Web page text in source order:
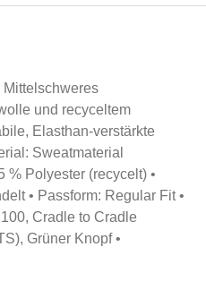
und recyceltem
Elasthan-verstärkte
Sweatmaterial
% Polyester (recycelt) •
• Passform: Regular Fit •
Cradle to Cradle
Grüner Knopf •